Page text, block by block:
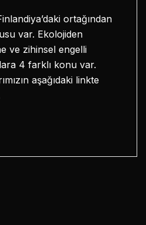
ortağından
var. Ekolojiden
ve zihinsel engelli
4 farklı konu var.
aşağıdaki linkte